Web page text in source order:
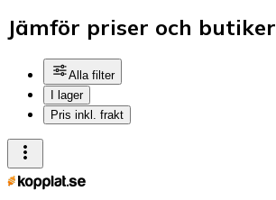
Jämför priser och butiker
Alla filter
I lager
Pris inkl. frakt